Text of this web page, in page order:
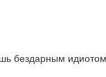
бездарным